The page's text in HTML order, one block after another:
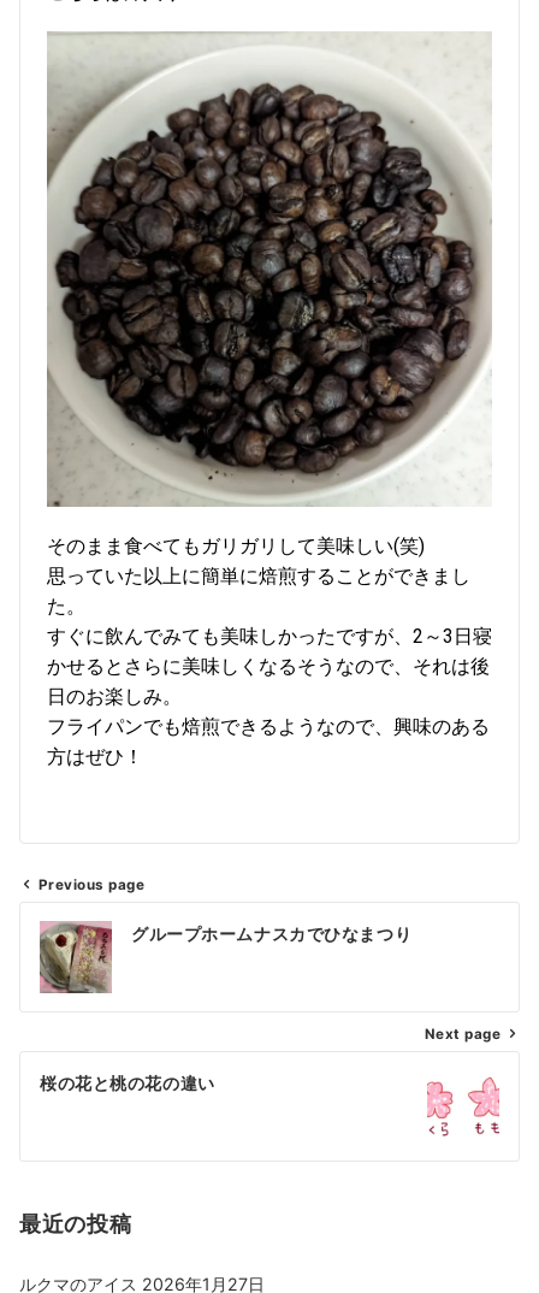
そのまま食べてもガリガリして美味しい(笑)
思っていた以上に簡単に焙煎することができまし
た。
すぐに飲んでみても美味しかったですが、2～3日寝
かせるとさらに美味しくなるそうなので、それは後
日のお楽しみ。
フライパンでも焙煎できるようなので、興味のある
方はぜひ！
Previous page
グループホームナスカでひなまつり
Next page
桜の花と桃の花の違い
最近の投稿
ルクマのアイス 2026年1月27日